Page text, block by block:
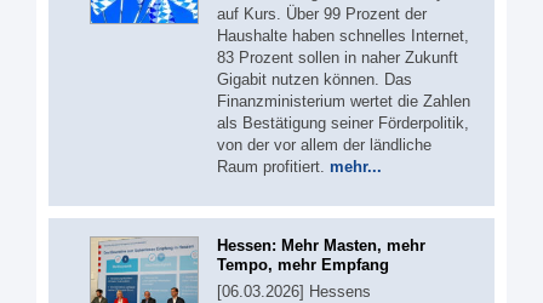
auf Kurs. Über 99 Prozent der
Haushalte haben schnelles Internet,
83 Prozent sollen in naher Zukunft
Gigabit nutzen können. Das
Finanzministerium wertet die Zahlen
als Bestätigung seiner Förderpolitik,
von der vor allem der ländliche
Raum profitiert. mehr...
Hessen: Mehr Masten, mehr
Tempo, mehr Empfang
[06.03.2026] Hessens